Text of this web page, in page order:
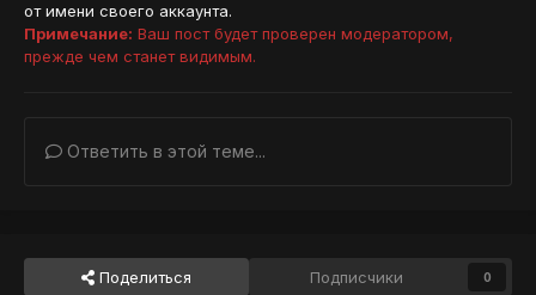
от имени своего аккаунта.
Примечание: Ваш пост будет проверен модератором,
прежде чем станет видимым.
Ответить в этой теме...
Поделиться Подписчики 0